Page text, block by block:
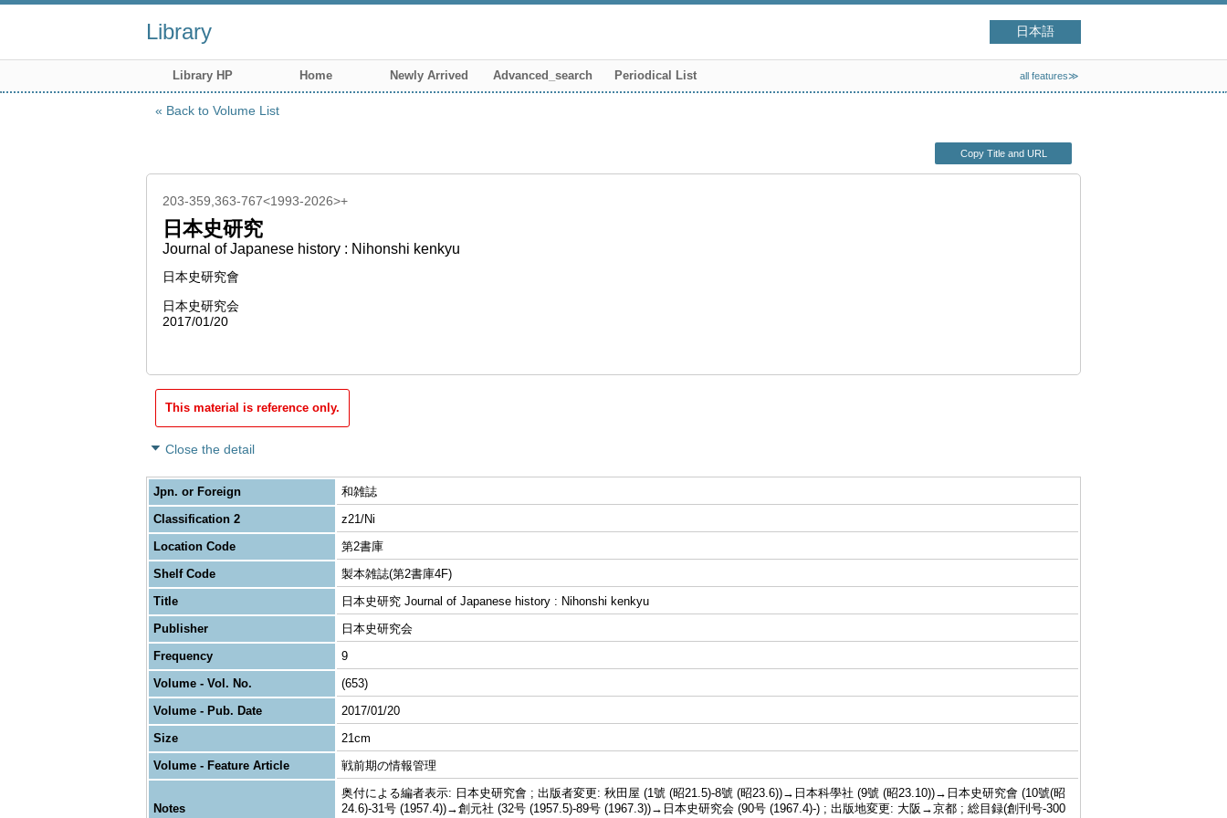
Library 日本語
Library HP Home Newly Arrived Advanced_search Periodical List all features≫
Back to Volume List
Copy Title and URL
203-359,363-767<1993-2026>+
日本史研究
Journal of Japanese history : Nihonshi kenkyu
日本史研究會
日本史研究会
2017/01/20
This material is reference only.
Close the detail
Jpn. or Foreign
和雑誌
Classification 2
z21/Ni
Location Code
第2書庫
Shelf Code
製本雑誌(第2書庫4F)
Title
日本史研究 Journal of Japanese history : Nihonshi kenkyu
Publisher
日本史研究会
Frequency
9
Volume - Vol. No.
(653)
Volume - Pub. Date
2017/01/20
Size
21cm
Volume - Feature Article
戦前期の情報管理
Notes
奥付による編者表示: 日本史研究會 ; 出版者変更: 秋田屋 (1號 (昭21.5)-8號 (昭23.6))→日本科學社 (9號 (昭23.10))→日本史研究會 (10號(昭
24.6)-31号 (1957.4))→創元社 (32号 (1957.5)-89号 (1967.3))→日本史研究会 (90号 (1967.4)-) ; 出版地変更: 大阪→京都 ; 総目録(創刊号-300